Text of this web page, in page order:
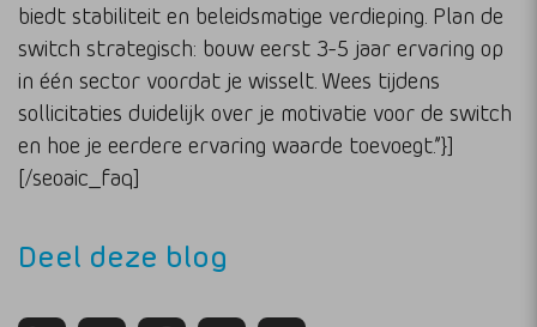
biedt stabiliteit en beleidsmatige verdieping. Plan de
switch strategisch: bouw eerst 3-5 jaar ervaring op
in één sector voordat je wisselt. Wees tijdens
sollicitaties duidelijk over je motivatie voor de switch
en hoe je eerdere ervaring waarde toevoegt.”}]
[/seoaic_faq]
Deel deze blog